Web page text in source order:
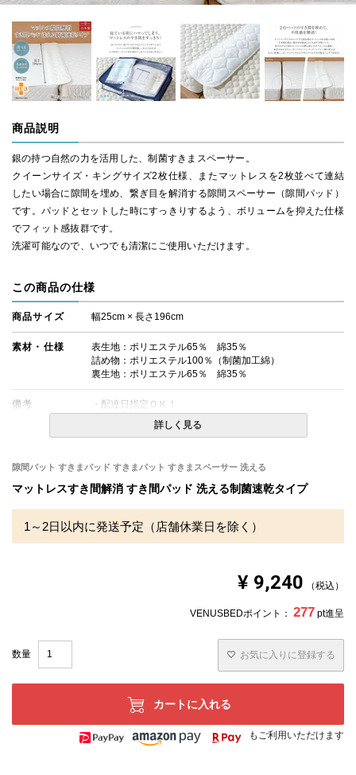
商品説明
銀の持つ自然の力を活用した、制菌すきまスペーサー。
クイーンサイズ・キングサイズ2枚仕様、またマットレスを2枚並べて連結
したい場合に隙間を埋め、繋ぎ目を解消する隙間スペーサー（隙間パッド）
です。パッドとセットした時にすっきりするよう、ボリュームを抑えた仕様
でフィット感抜群です。
洗濯可能なので、いつでも清潔にご使用いただけます。
この商品の仕様
商品サイズ 幅25cm × 長さ196cm
素材・仕様
表生地：ポリエステル65％ 綿35％
詰め物：ポリエステル100％（制菌加工綿）
裏生地：ポリエステル65％ 綿35％
備考
・配達日指定ＯＫ！
・玄関先までのお届けとなります。
詳しく見る
隙間パット すきまパッド すきまパット すきまスペーサー 洗える
マットレスすき間解消 すき間パッド 洗える制菌速乾タイプ
1～2日以内に発送予定（店舗休業日を除く）
¥ 9,240 税込
VENUSBEDポイント： 277 pt進呈
お気に入りに登録する
カートに入れる
もご利用いただけます